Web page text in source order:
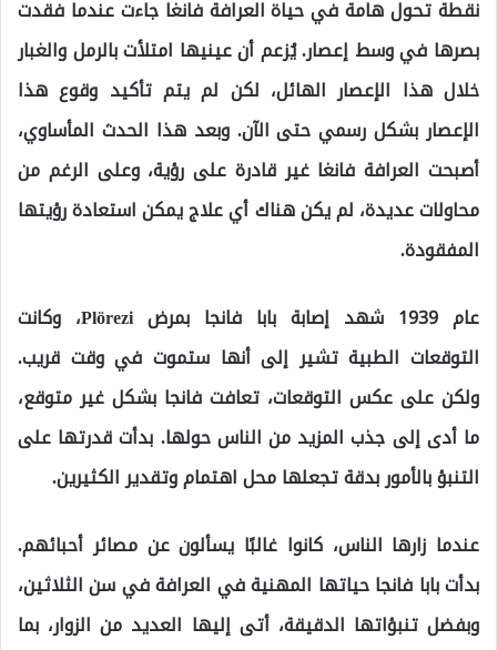
نقطة تحول هامة في حياة العرافة فانغا جاءت عندما فقدت
بصرها في وسط إعصار. يُزعم أن عينيها امتلأت بالرمل والغبار
خلال هذا الإعصار الهائل، لكن لم يتم تأكيد وقوع هذا
الإعصار بشكل رسمي حتى الآن. وبعد هذا الحدث المأساوي،
أصبحت العرافة فانغا غير قادرة على رؤية، وعلى الرغم من
محاولات عديدة، لم يكن هناك أي علاج يمكن استعادة رؤيتها
المفقودة.
عام 1939 شهد إصابة بابا فانجا بمرض Plörezi، وكانت
التوقعات الطبية تشير إلى أنها ستموت في وقت قريب.
ولكن على عكس التوقعات، تعافت فانجا بشكل غير متوقع،
ما أدى إلى جذب المزيد من الناس حولها. بدأت قدرتها على
التنبؤ بالأمور بدقة تجعلها محل اهتمام وتقدير الكثيرين.
عندما زارها الناس، كانوا غالبًا يسألون عن مصائر أحبائهم.
بدأت بابا فانجا حياتها المهنية في العرافة في سن الثلاثين،
وبفضل تنبؤاتها الدقيقة، أتى إليها العديد من الزوار، بما